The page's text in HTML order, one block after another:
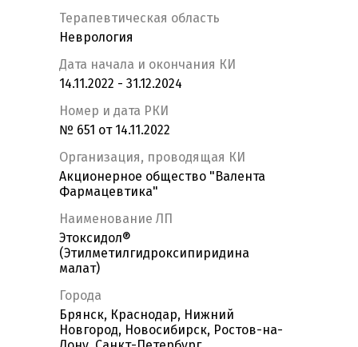
Терапевтическая область
Неврология
Дата начала и окончания КИ
14.11.2022 - 31.12.2024
Номер и дата РКИ
№ 651 от 14.11.2022
Организация, проводящая КИ
Акционерное общество "Валента
Фармацевтика"
Наименование ЛП
Этоксидол®
(Этилметилгидроксипиридина
малат)
Города
Брянск, Краснодар, Нижний
Новгород, Новосибирск, Ростов-на-